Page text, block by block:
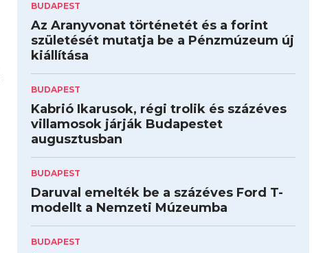
BUDAPEST
Az Aranyvonat történetét és a forint
születését mutatja be a Pénzmúzeum új
kiállítása
BUDAPEST
Kabrió Ikarusok, régi trolik és százéves
villamosok járják Budapestet
augusztusban
BUDAPEST
Daruval emelték be a százéves Ford T-
modellt a Nemzeti Múzeumba
BUDAPEST